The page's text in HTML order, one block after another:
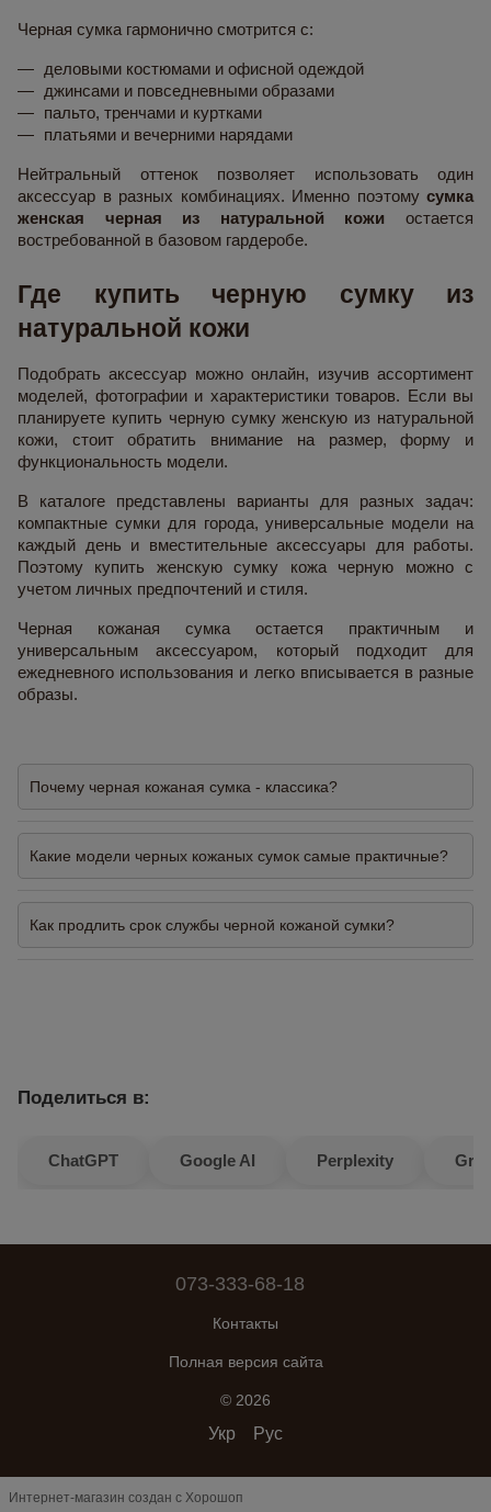
Черная сумка гармонично смотрится с:
деловыми костюмами и офисной одеждой
джинсами и повседневными образами
пальто, тренчами и куртками
платьями и вечерними нарядами
Нейтральный оттенок позволяет использовать один
аксессуар в разных комбинациях. Именно поэтому сумка
женская черная из натуральной кожи остается
востребованной в базовом гардеробе.
Где купить черную сумку из
натуральной кожи
Подобрать аксессуар можно онлайн, изучив ассортимент
моделей, фотографии и характеристики товаров. Если вы
планируете купить черную сумку женскую из натуральной
кожи, стоит обратить внимание на размер, форму и
функциональность модели.
В каталоге представлены варианты для разных задач:
компактные сумки для города, универсальные модели на
каждый день и вместительные аксессуары для работы.
Поэтому купить женскую сумку кожа черную можно с
учетом личных предпочтений и стиля.
Черная кожаная сумка остается практичным и
универсальным аксессуаром, который подходит для
ежедневного использования и легко вписывается в разные
образы.
Почему черная кожаная сумка - классика?
Какие модели черных кожаных сумок самые практичные?
Как продлить срок службы черной кожаной сумки?
Поделиться в:
ChatGPT Google AI Perplexity
073-333-68-18
Контакты
Полная версия сайта
© 2026
Укр Рус
Интернет-магазин создан с Хорошоп